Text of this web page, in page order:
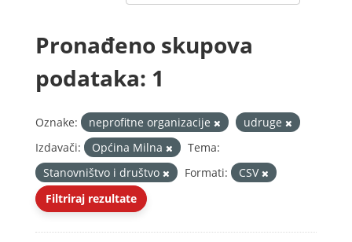
Pronađeno skupova
podataka: 1
Oznake: neprofitne organizacije
udruge
Izdavači:
Općina Milna
Tema:
Stanovništvo i društvo
Formati:
CSV
Filtriraj rezultate